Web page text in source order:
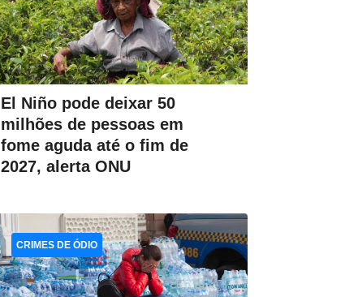
El Niño pode deixar 50
milhões de pessoas em
fome aguda até o fim de
2027, alerta ONU
CRIMES DE ÓDIO